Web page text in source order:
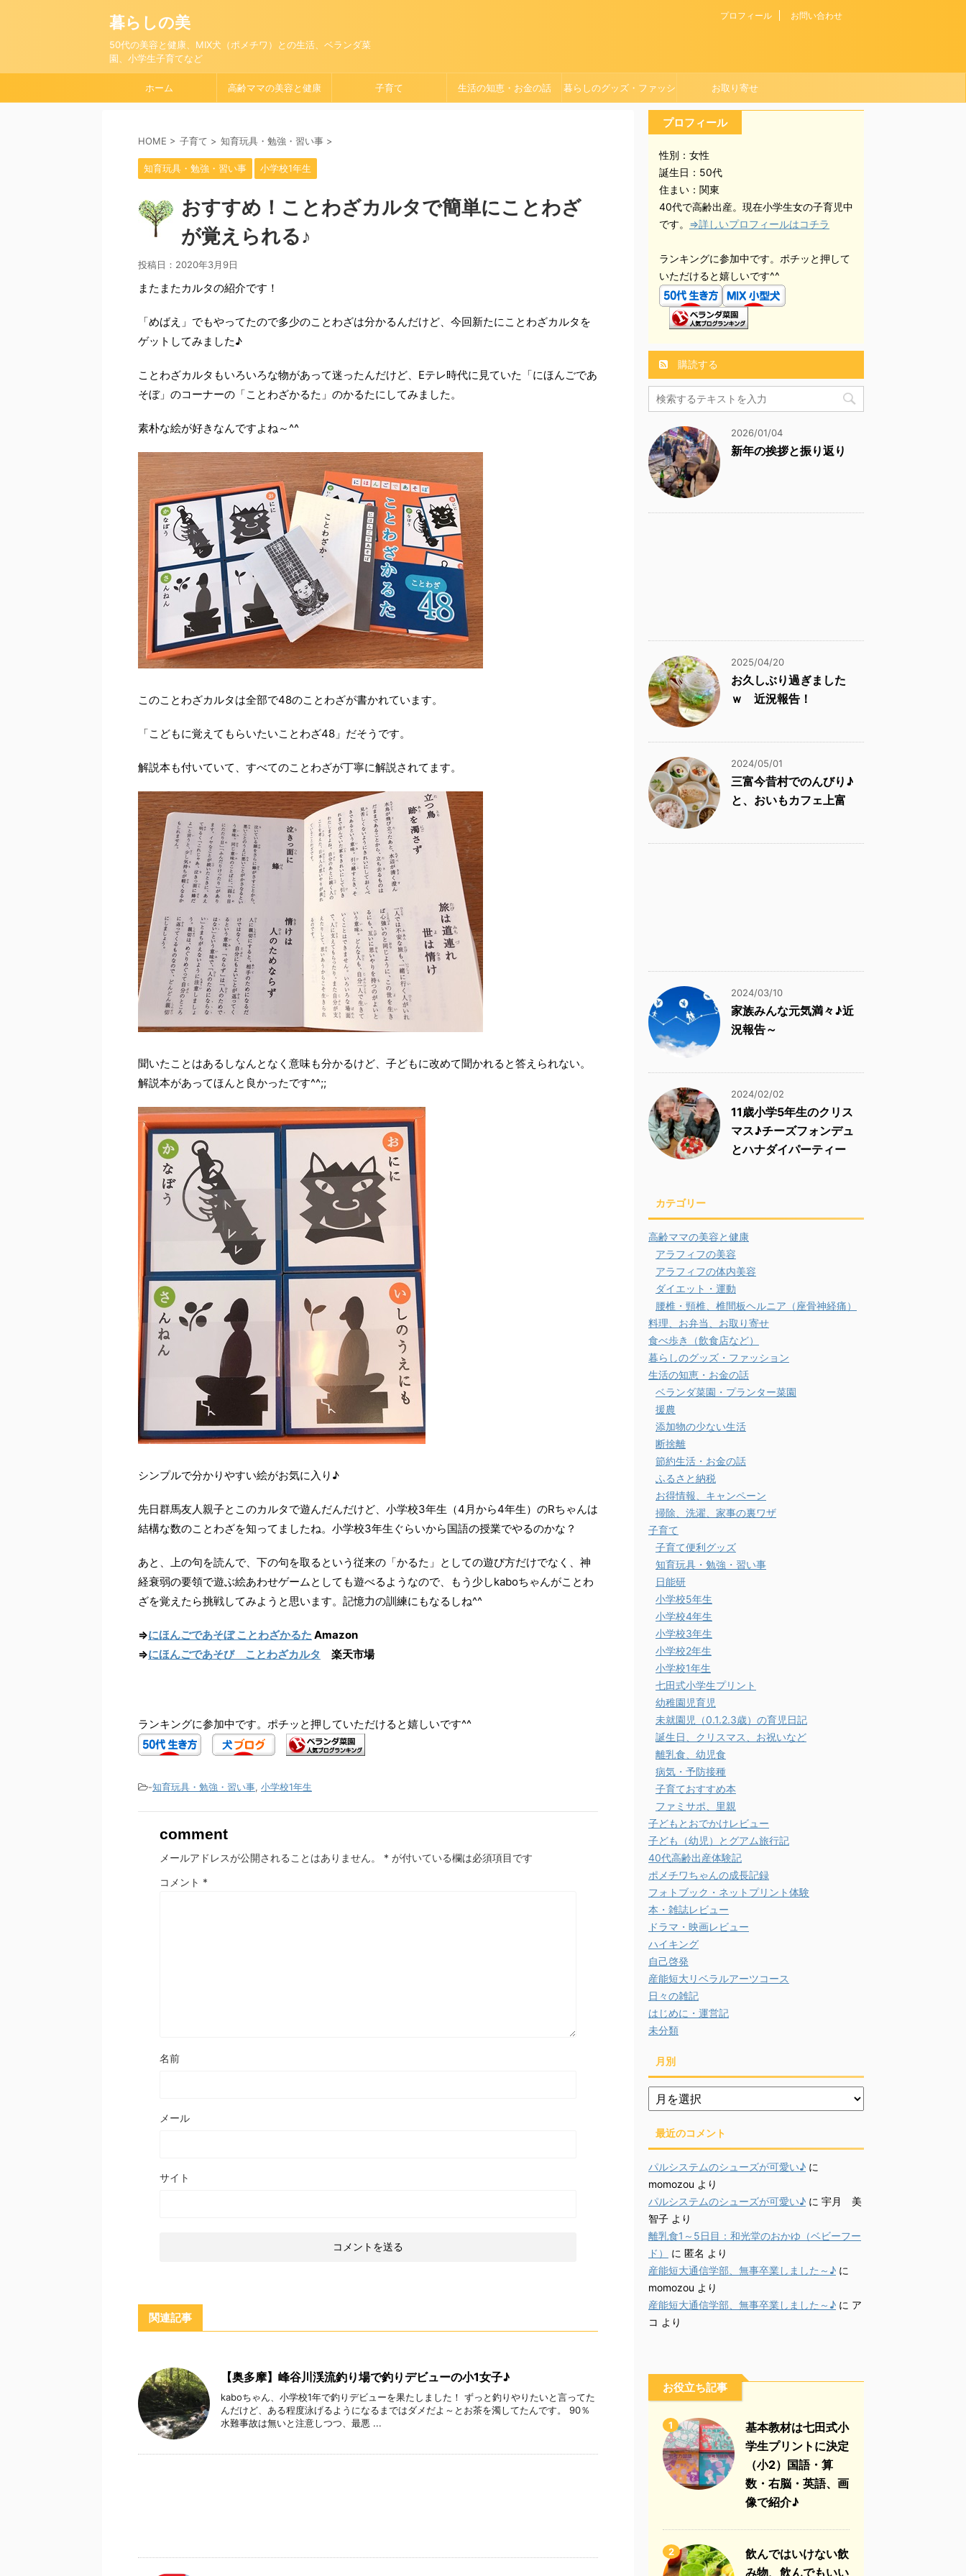
暮らしの美
50代の美容と健康、MIX犬（ポメチワ）との生活、ベランダ菜
園、小学生子育てなど
プロフィール お問い合わせ
ホーム 高齢ママの美容と健康 子育て 生活の知恵・お金の話 暮らしのグッズ・ファッシ お取り寄せ
HOME > 子育て > 知育玩具・勉強・習い事 >
知育玩具・勉強・習い事 小学校1年生
おすすめ！ことわざカルタで簡単にことわざ
が覚えられる♪
投稿日： 2020年3月9日
またまたカルタの紹介です！
「めばえ」でもやってたので多少のことわざは分かるんだけど、今回新たにことわざカルタを
ゲットしてみました♪
ことわざカルタもいろいろな物があって迷ったんだけど、Eテレ時代に見ていた「にほんごであ
そぼ」のコーナーの「ことわざかるた」のかるたにしてみました。
素朴な絵が好きなんですよね～^^
このことわざカルタは全部で48のことわざが書かれています。
「こどもに覚えてもらいたいことわざ48」だそうです。
解説本も付いていて、すべてのことわざが丁寧に解説されてます。
聞いたことはあるしなんとなく意味も分かるけど、子どもに改めて聞かれると答えられない。
解説本があってほんと良かったです^^;;
シンプルで分かりやすい絵がお気に入り♪
先日群馬友人親子とこのカルタで遊んだんだけど、小学校3年生（4月から4年生）のRちゃんは
結構な数のことわざを知ってましたね。小学校3年生ぐらいから国語の授業でやるのかな？
あと、上の句を読んで、下の句を取るという従来の「かるた」としての遊び方だけでなく、神
経衰弱の要領で遊ぶ絵あわせゲームとしても遊べるようなので、もう少しkaboちゃんがことわ
ざを覚えたら挑戦してみようと思います。記憶力の訓練にもなるしね^^
⇒にほんごであそぼ ことわざかるた Amazon
⇒にほんごであそび ことわざカルタ 楽天市場
ランキングに参加中です。ポチッと押していただけると嬉しいです^^
-知育玩具・勉強・習い事, 小学校1年生
comment
メールアドレスが公開されることはありません。 * が付いている欄は必須項目です
コメント *
名前
メール
サイト
関連記事
【奥多摩】峰谷川渓流釣り場で釣りデビューの小1女子♪
kaboちゃん、小学校1年で釣りデビューを果たしました！ ずっと釣りやりたいと言ってた
んだけど、ある程度泳げるようになるまではダメだよ～とお茶を濁してたんです。 90％
水難事故は無いと注意しつつ、最悪 ...
プロフィール
性別：女性
誕生日：50代
住まい：関東
40代で高齢出産。現在小学生女の子育児中
です。 ⇒詳しいプロフィールはコチラ
ランキングに参加中です。ポチッと押して
いただけると嬉しいです^^
購読する
2026/01/04
新年の挨拶と振り返り
2025/04/20
お久しぶり過ぎました
ｗ 近況報告！
2024/05/01
三富今昔村でのんびり♪
と、おいもカフェ上富
2024/03/10
家族みんな元気満々♪近
況報告～
2024/02/02
11歳小学5年生のクリス
マス♪チーズフォンデュ
とハナダイパーティー
カテゴリー
高齢ママの美容と健康
アラフィフの美容
アラフィフの体内美容
ダイエット・運動
腰椎・頸椎、椎間板ヘルニア（座骨神経痛）
料理、お弁当、お取り寄せ
食べ歩き（飲食店など）
暮らしのグッズ・ファッション
生活の知恵・お金の話
ベランダ菜園・プランター菜園
援農
添加物の少ない生活
断捨離
節約生活・お金の話
ふるさと納税
お得情報、キャンペーン
掃除、洗濯、家事の裏ワザ
子育て
子育て便利グッズ
知育玩具・勉強・習い事
日能研
小学校5年生
小学校4年生
小学校3年生
小学校2年生
小学校1年生
七田式小学生プリント
幼稚園児育児
未就園児（0.1.2.3歳）の育児日記
誕生日、クリスマス、お祝いなど
離乳食、幼児食
病気・予防接種
子育ておすすめ本
ファミサポ、里親
子どもとおでかけレビュー
子ども（幼児）とグアム旅行記
40代高齢出産体験記
ポメチワちゃんの成長記録
フォトブック・ネットプリント体験
本・雑誌レビュー
ドラマ・映画レビュー
ハイキング
自己啓発
産能短大リベラルアーツコース
日々の雑記
はじめに・運営記
未分類
月別
月
別
最近のコメント
パルシステムのシューズが可愛い♪ に
momozou より
パルシステムのシューズが可愛い♪ に 宇月 美
智子 より
離乳食1～5日目：和光堂のおかゆ（ベビーフー
ド）
に 匿名 より
産能短大通信学部、無事卒業しました～♪ に
momozou より
産能短大通信学部、無事卒業しました～♪ に ア
コ より
お役立ち記事
1
基本教材は七田式小
学生プリントに決定
（小2）国語・算
数・右脳・英語、画
像で紹介♪
2
飲んではいけない飲
み物、飲んでもいい